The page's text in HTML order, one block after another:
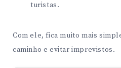
turistas.
Com ele, fica muito mais
caminho e evitar imprevistos.